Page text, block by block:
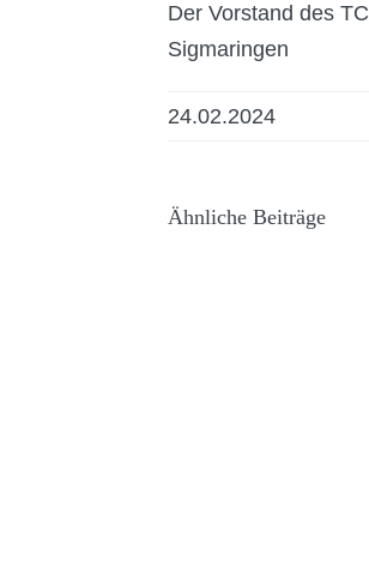
Der Vorstand des TC
Sigmaringen
24.02.2024
Ähnliche Beiträge